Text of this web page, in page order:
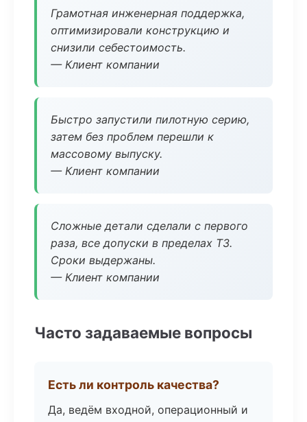
Грамотная инженерная поддержка,
оптимизировали конструкцию и
снизили себестоимость.
— Клиент компании
Быстро запустили пилотную серию,
затем без проблем перешли к
массовому выпуску.
— Клиент компании
Сложные детали сделали с первого
раза, все допуски в пределах ТЗ.
Сроки выдержаны.
— Клиент компании
Часто задаваемые вопросы
Есть ли контроль качества?
Да, ведём входной, операционный и